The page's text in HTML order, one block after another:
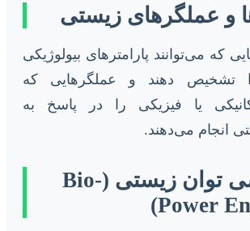
که می‌توانند پارامترهای بیولوژیکی
تشخیص دهند و عملگرهایی که
یا فیزیکی را در پاسخ به
انجام می‌دهند.
۱۰. مهندسی توان زیستی (Bio-
Power